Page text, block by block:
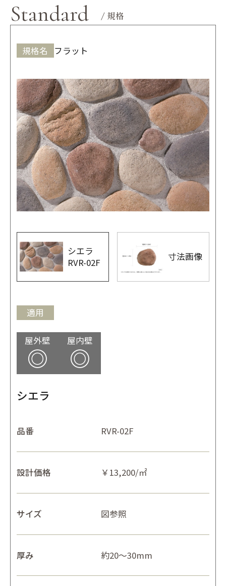
Standard / 規格
規格名 フラット
シエラ
RVR-02F
寸法画像
適用
屋外壁
◎
屋内壁
◎
シエラ
品番 RVR-02F
設計価格 ￥13,200/㎡
サイズ 図参照
厚み 約20～30mm